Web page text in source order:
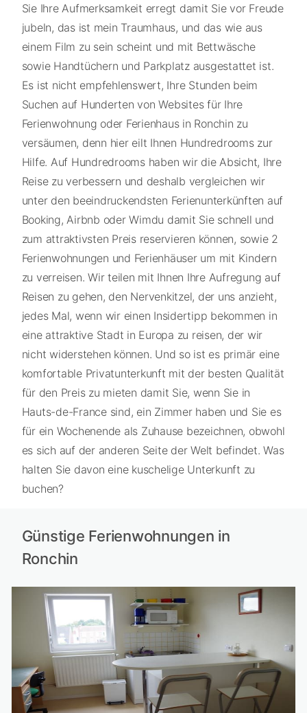
Sie Ihre Aufmerksamkeit erregt damit Sie vor Freude
jubeln, das ist mein Traumhaus, und das wie aus
einem Film zu sein scheint und mit Bettwäsche
sowie Handtüchern und Parkplatz ausgestattet ist.
Es ist nicht empfehlenswert, Ihre Stunden beim
Suchen auf Hunderten von Websites für Ihre
Ferienwohnung oder Ferienhaus in Ronchin zu
versäumen, denn hier eilt Ihnen Hundredrooms zur
Hilfe. Auf Hundredrooms haben wir die Absicht, Ihre
Reise zu verbessern und deshalb vergleichen wir
unter den beeindruckendsten Ferienunterkünften auf
Booking, Airbnb oder Wimdu damit Sie schnell und
zum attraktivsten Preis reservieren können, sowie 2
Ferienwohnungen und Ferienhäuser um mit Kindern
zu verreisen. Wir teilen mit Ihnen Ihre Aufregung auf
Reisen zu gehen, den Nervenkitzel, der uns anzieht,
jedes Mal, wenn wir einen Insidertipp bekommen in
eine attraktive Stadt in Europa zu reisen, der wir
nicht widerstehen können. Und so ist es primär eine
komfortable Privatunterkunft mit der besten Qualität
für den Preis zu mieten damit Sie, wenn Sie in
Hauts-de-France sind, ein Zimmer haben und Sie es
für ein Wochenende als Zuhause bezeichnen, obwohl
es sich auf der anderen Seite der Welt befindet. Was
halten Sie davon eine kuschelige Unterkunft zu
buchen?
Günstige Ferienwohnungen in
Ronchin